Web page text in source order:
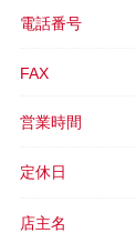
電話番号
FAX
営業時間
定休日
店主名